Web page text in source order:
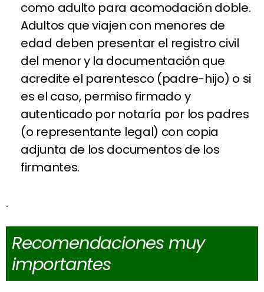
como adulto para acomodación doble.
Adultos que viajen con menores de
edad deben presentar el registro civil
del menor y la documentación que
acredite el parentesco (padre-hijo) o si
es el caso, permiso firmado y
autenticado por notaría por los padres
(o representante legal) con copia
adjunta de los documentos de los
firmantes.
.
Recomendaciones muy
importantes